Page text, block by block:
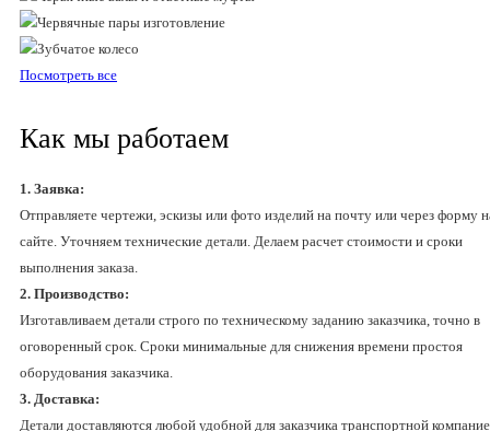
Посмотреть все
Как мы работаем
1. Заявка:
Отправляете чертежи, эскизы или фото изделий на почту или через форму
сайте. Уточняем технические детали. Делаем расчет стоимости и сроки
выполнения заказа.
2. Производство:
Изготавливаем детали строго по техническому заданию заказчика, точно в
оговоренный срок. Сроки минимальные для снижения времени простоя
оборудования заказчика.
3. Доставка:
Детали доставляются любой удобной для заказчика транспортной